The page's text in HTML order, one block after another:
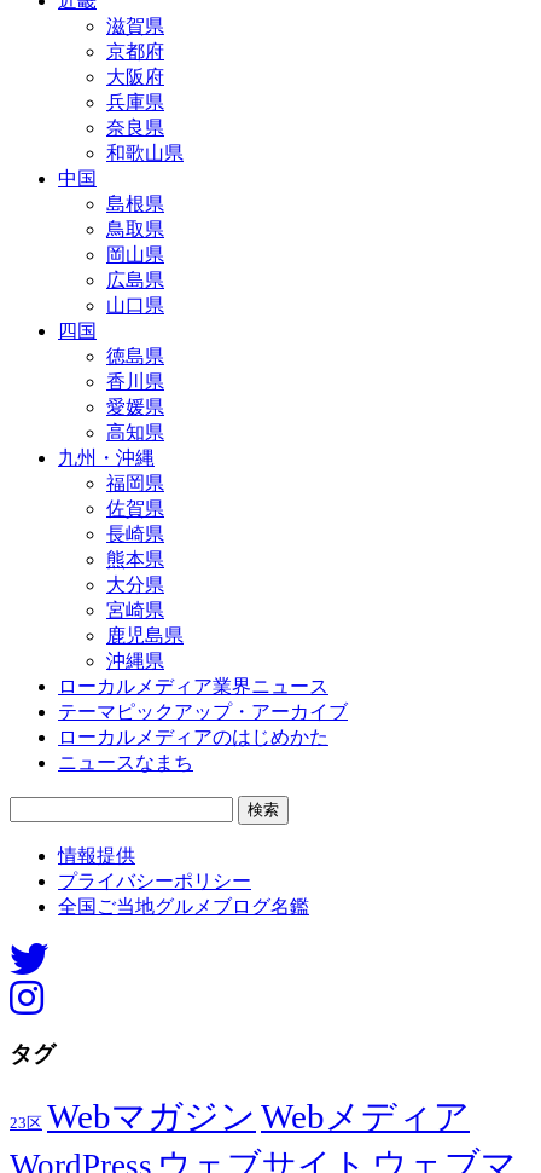
滋賀県
京都府
大阪府
兵庫県
奈良県
和歌山県
中国
島根県
鳥取県
岡山県
広島県
山口県
四国
徳島県
香川県
愛媛県
高知県
九州・沖縄
福岡県
佐賀県
長崎県
熊本県
大分県
宮崎県
鹿児島県
沖縄県
ローカルメディア業界ニュース
テーマピックアップ・アーカイブ
ローカルメディアのはじめかた
ニュースなまち
情報提供
プライバシーポリシー
全国ご当地グルメブログ名鑑
タグ
23区 Webマガジン Webメディア
ウェブサイト ウェブマ